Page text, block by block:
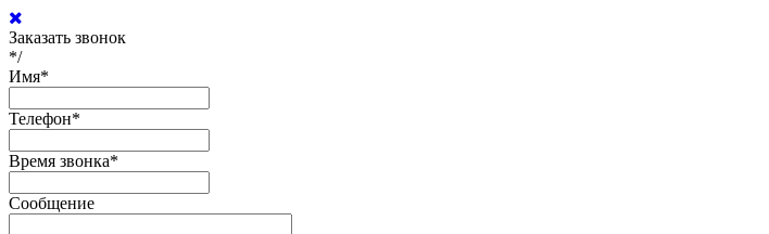
Заказать звонок
*/
Имя*
Телефон*
Время звонка*
Сообщение